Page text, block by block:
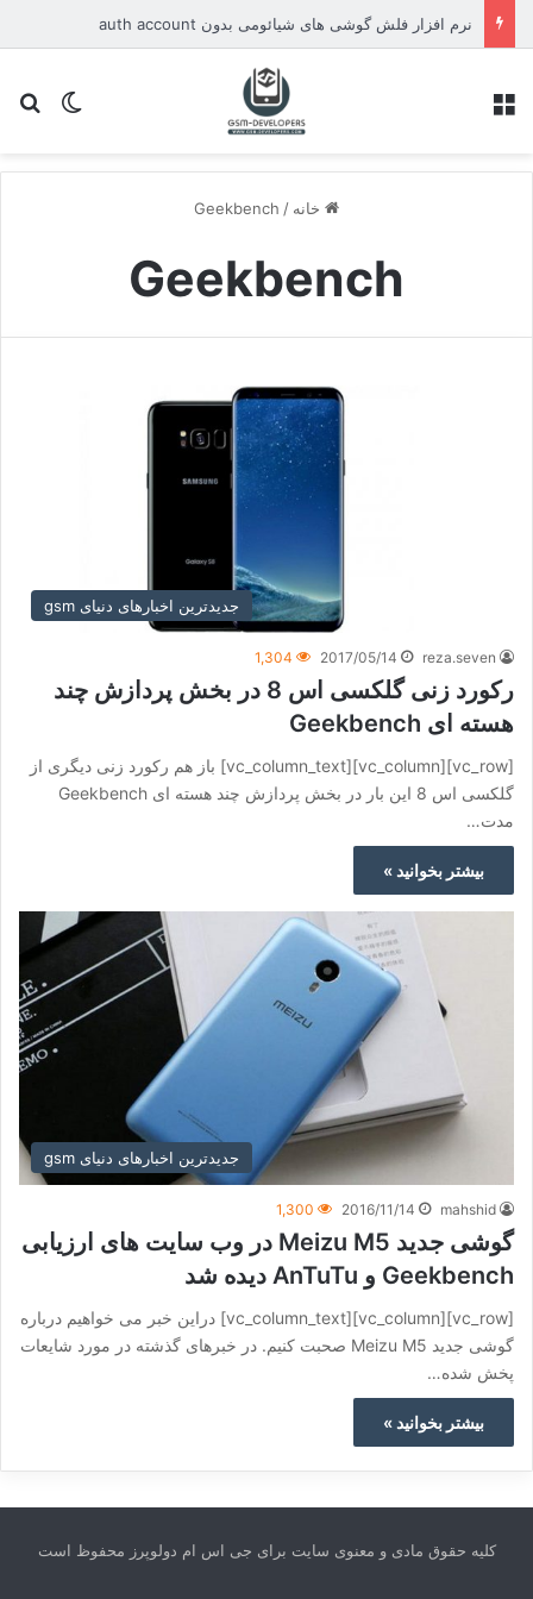
نرم افزار فلش گوشی های شیائومی بدون auth account
تغییر
خانه /
Geekbench
Geekbench
جدیدترین اخبارهای دنیای gsm
reza.seven
2017/05/14
1,304
رکورد زنی گلکسی اس 8 در بخش پردازش چند
هسته ای Geekbench
[vc_row][vc_column][vc_column_text] باز هم رکورد زنی دیگری از
گلکسی اس 8 این بار در بخش پردازش چند هسته ای Geekbench
مدت…
بیشتر بخوانید »
جدیدترین اخبارهای دنیای gsm
mahshid
2016/11/14
1,300
گوشی جدید Meizu M5 در وب سایت های ارزیابی
Geekbench و AnTuTu دیده شد
[vc_row][vc_column][vc_column_text] دراین خبر می خواهیم درباره
گوشی جدید Meizu M5 صحبت کنیم. در خبرهای گذشته در مورد شایعات
پخش شده…
بیشتر بخوانید »
کلیه حقوق مادی و معنوی سایت برای جی اس ام دولوپرز محفوظ است